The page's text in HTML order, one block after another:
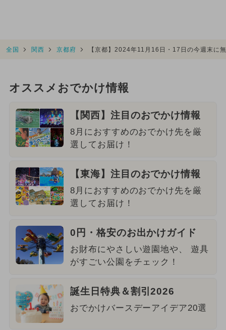
全国 関西 京都府 【京都】2024年11月16日・17日の今週末に
オススメおでかけ情報
【関西】注目のおでかけ情報
8月におすすめのおでかけ先を厳
選してお届け！
【東海】注目のおでかけ情報
8月におすすめのおでかけ先を厳
選してお届け！
0円・格安のお出かけガイド
お財布にやさしい遊園地や、 遊具
がすごい公園をチェック！
誕生日特典＆割引2026
おでかけバースデーアイデア20選